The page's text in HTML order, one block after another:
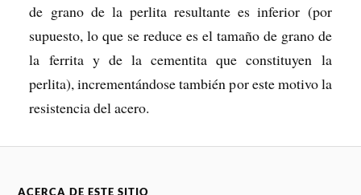
de grano de la perlita resultante es inferior (por
supuesto, lo que se reduce es el tamaño de grano de
la ferrita y de la cementita que constituyen la
perlita), incrementándose también por este motivo la
resistencia del acero.
ACERCA DE ESTE SITIO